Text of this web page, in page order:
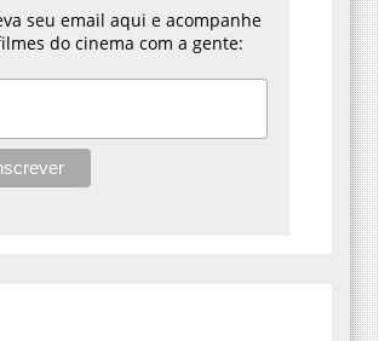
seu email aqui e acompanhe
do cinema com a gente: